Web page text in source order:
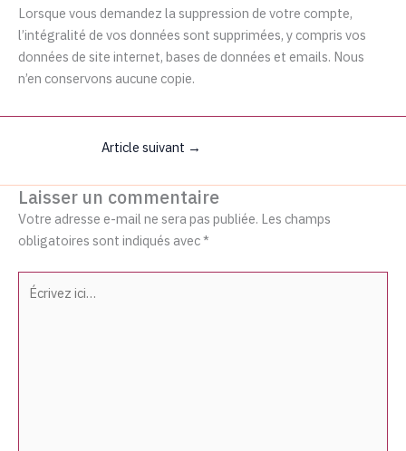
Lorsque vous demandez la suppression de votre compte,
l’intégralité de vos données sont supprimées, y compris vos
données de site internet, bases de données et emails. Nous
n’en conservons aucune copie.
Article suivant →
Laisser un commentaire
Votre adresse e-mail ne sera pas publiée. Les champs
obligatoires sont indiqués avec*
Écrivez
ici…